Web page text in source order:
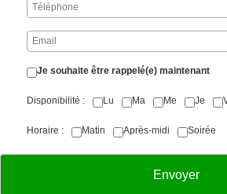
Je souhaite être rappelé(e) maintenant
Disponibilité Lu Ma Me Je
Horaire Matin Après-midi Soirée
Envoyer